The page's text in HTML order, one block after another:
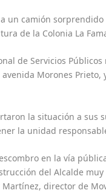
un camión
de la Colonia La
de Servicios
Morones
la situación a sus
la unidad
en la vía
del Alcalde
Martínez, director de